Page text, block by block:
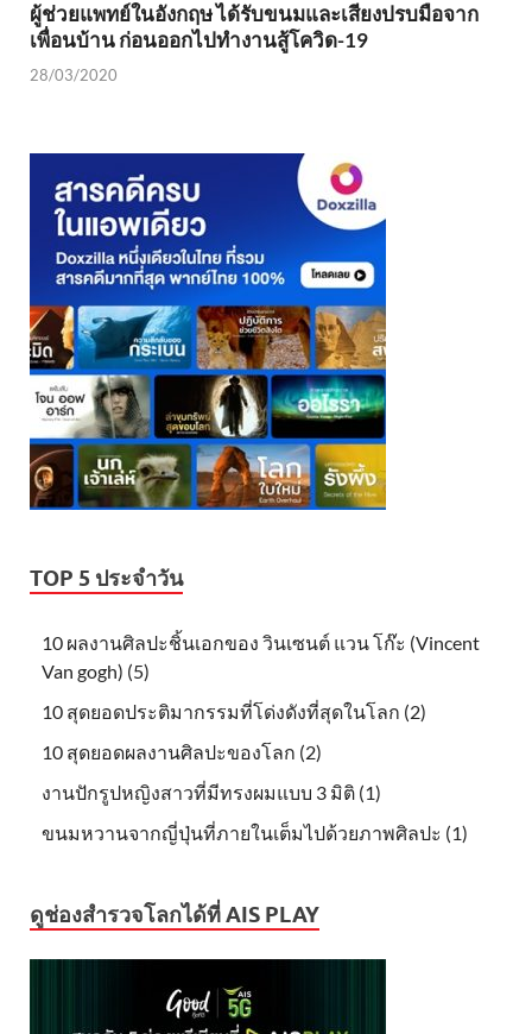
ผู้ช่วยแพทย์ในอังกฤษ ได้รับขนมและเสียงปรบมือจาก
เพื่อนบ้าน ก่อนออกไปทำงานสู้โควิด-19
28/03/2020
TOP 5 ประจำวัน
10 ผลงานศิลปะชิ้นเอกของ วินเซนต์ แวน โก๊ะ (Vincent
Van gogh) (5)
10 สุดยอดประติมากรรมที่โด่งดังที่สุดในโลก (2)
10 สุดยอดผลงานศิลปะของโลก (2)
งานปักรูปหญิงสาวที่มีทรงผมแบบ 3 มิติ (1)
ขนมหวานจากญี่ปุ่นที่ภายในเต็มไปด้วยภาพศิลปะ (1)
ดูช่องสำรวจโลกได้ที่ AIS PLAY